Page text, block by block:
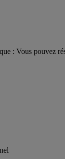
: Vous pouvez